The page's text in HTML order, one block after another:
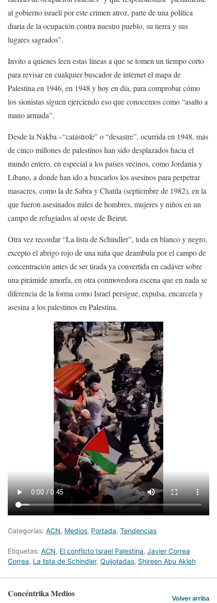
al gobierno israelí por este crimen atroz, parte de una política
diaria de la ocupación contra nuestro pueblo, su tierra y sus
lugares sagrados”.
Invito a quienes leen estas líneas a que se tomen un tiempo corto
para revisar en cualquier buscador de internet el mapa de
Palestina en 1946, en 1948 y hoy en día, para comprobar cómo
los sionistas siguen ejerciendo eso que conocemos como “asalto a
mano armada”.
Desde la Nakba –“catástrofe” o “desastre”, ocurrida en 1948, más
de cinco millones de palestinos han sido desplazados hacia el
mundo entero, en especial a los países vecinos, como Jordania y
Líbano, a donde han ido a buscarlos los asesinos para perpetrar
masacres, como la de Sabra y Chatila (septiembre de 1982), en la
que fueron asesinados miles de hombres, mujeres y niños en un
campo de refugiados al oeste de Beirut.
Otra vez recordar “La lista de Schindler”, toda en blanco y negro,
excepto el abrigo rojo de una niña que deambula por el campo de
concentración antes de ser tirada ya convertida en cadáver sobre
una pirámide amorfa, en otra conmovedora escena que en nada se
diferencia de la forma como Israel persigue, expulsa, encarcela y
asesina a los palestinos en Palestina.
Categorías: ACN, Medios, Portada, Tendencias
Etiquetas: ACN, El conflicto Israel Palestina, Javier Correa
Correa, La lista de Schindler, Quijotadas, Shireen Abu Akleh
Concéntrika Medios Volver arriba